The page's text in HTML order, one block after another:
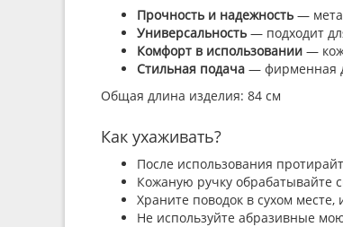
Прочность и надежность —
Универсальность — подходит
Комфорт в использовании —
Стильная подача — фирменная
Общая длина изделия: 84 см
Как ухаживать?
После использования
Кожаную ручку обрабатывайте
Храните поводок в сухом
Не используйте абразивные